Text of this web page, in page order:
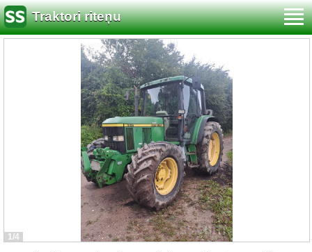
Traktori riteņu
1/4